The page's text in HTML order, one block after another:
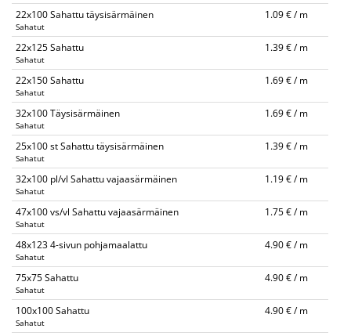
22x100 Sahattu täysisärmäinen
Sahatut
1.09 € / m
22x125 Sahattu
Sahatut
1.39 € / m
22x150 Sahattu
Sahatut
1.69 € / m
32x100 Täysisärmäinen
Sahatut
1.69 € / m
25x100 st Sahattu täysisärmäinen
Sahatut
1.39 € / m
32x100 pl/vl Sahattu vajaasärmäinen
Sahatut
1.19 € / m
47x100 vs/vl Sahattu vajaasärmäinen
Sahatut
1.75 € / m
48x123 4-sivun pohjamaalattu
Sahatut
4.90 € / m
75x75 Sahattu
Sahatut
4.90 € / m
100x100 Sahattu
Sahatut
4.90 € / m